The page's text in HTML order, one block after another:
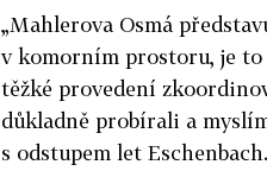
„Mahlerova Osmá
v komorním prostoru, je to
těžké provedení
důkladně probírali a
s odstupem let Eschenbach.